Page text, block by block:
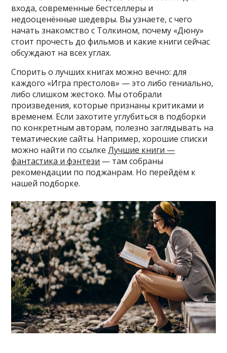
входа, современные бестселлеры и
недооценённые шедевры. Вы узнаете, с чего
начать знакомство с Толкином, почему «Дюну»
стоит прочесть до фильмов и какие книги сейчас
обсуждают на всех углах.
Спорить о лучших книгах можно вечно: для
каждого «Игра престолов» — это либо гениально,
либо слишком жестоко. Мы отобрали
произведения, которые признаны критиками и
временем. Если захотите углубиться в подборки
по конкретным авторам, полезно заглядывать на
тематические сайты. Например, хорошие списки
можно найти по ссылкеЛучшие книги —
фантастика и фэнтези — там собраны
рекомендации по поджанрам. Но перейдём к
нашей подборке.